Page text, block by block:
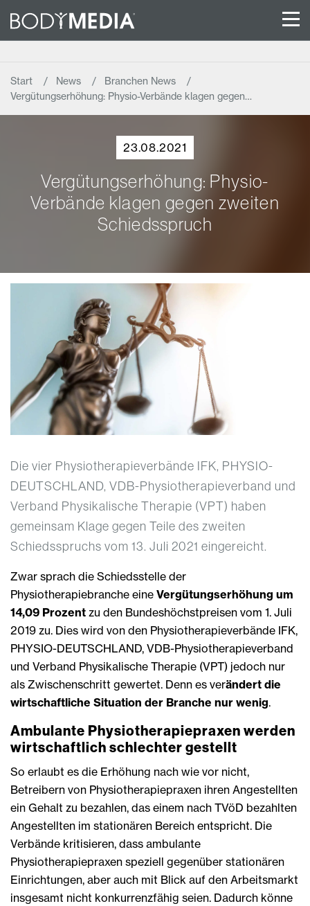
Start News
Branchen News
Vergütungserhöhung: Physio-Verbände klagen gegen…
23.08.2021
Vergütungserhöhung: Physio-
Verbände klagen gegen zweiten
Schiedsspruch
Die vier Physiotherapieverbände IFK, PHYSIO-
DEUTSCHLAND, VDB-Physiotherapieverband und
Verband Physikalische Therapie (VPT) haben
gemeinsam Klage gegen Teile des zweiten
Schiedsspruchs vom 13. Juli 2021 eingereicht.
Zwar sprach die Schiedsstelle der
Physiotherapiebranche eine Vergütungserhöhung um
14,09 Prozent zu den Bundeshöchstpreisen vom 1. Juli
2019 zu. Dies wird von den Physiotherapieverbände IFK,
PHYSIO-DEUTSCHLAND, VDB-Physiotherapieverband
und Verband Physikalische Therapie (VPT) jedoch nur
als Zwischenschritt gewertet. Denn es verändert die
wirtschaftliche Situation der Branche nur wenig.
Ambulante Physiotherapiepraxen werden
wirtschaftlich schlechter gestellt
So erlaubt es die Erhöhung nach wie vor nicht,
Betreibern von Physiotherapiepraxen ihren Angestellten
ein Gehalt zu bezahlen, das einem nach TVöD bezahlten
Angestellten im stationären Bereich entspricht. Die
Verbände kritisieren, dass ambulante
Physiotherapiepraxen speziell gegenüber stationären
Einrichtungen, aber auch mit Blick auf den Arbeitsmarkt
insgesamt nicht konkurrenzfähig seien. Dadurch könne